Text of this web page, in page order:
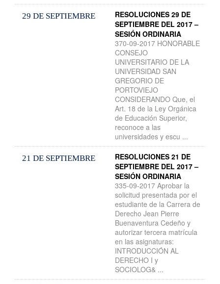
29 DE SEPTIEMBRE
RESOLUCIONES 29 DE
SEPTIEMBRE DEL 2017 –
SESIÓN ORDINARIA
370-09-2017 HONORABLE
CONSEJO
UNIVERSITARIO DE LA
UNIVERSIDAD SAN
GREGORIO DE
PORTOVIEJO
CONSIDERANDO Que, el
Art. 18 de la Ley Orgánica
de Educación Superior,
reconoce a las
universidades y escu ...
21 DE SEPTIEMBRE
RESOLUCIONES 21 DE
SEPTIEMBRE DEL 2017 –
SESIÓN ORDINARIA
335-09-2017 Aprobar la
solicitud presentada por el
estudiante de la Carrera de
Derecho Jean Pierre
Buenaventura Cedeño y
autorizar tercera matrícula
en las asignaturas:
INTRODUCCIÓN AL
DERECHO I y
SOCIOLOG& ...